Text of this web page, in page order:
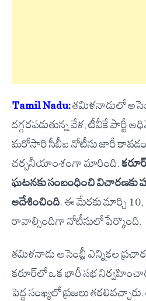
Tamil Nadu:తమిళనాడులో
దగ్గరపడుతున్న వేళ, టీవీకే పార్టీ
మరోసారి సీబీఐ నోటీసు జారీ
చర్చనీయాంశంగా మారింది.
ఘటనకు సంబంధించి విచారణకు
ఆదేశించింది. ఈ మేరకు మార్చి
రావాల్సిందిగా నోటీసులో పేర్కొంది.
తమిళనాడు అసెంబ్లీ ఎన్నికల
కరూర్‌లో ఒక భారీ సభ
పెద్ద సంఖ్యలో ప్రజలు